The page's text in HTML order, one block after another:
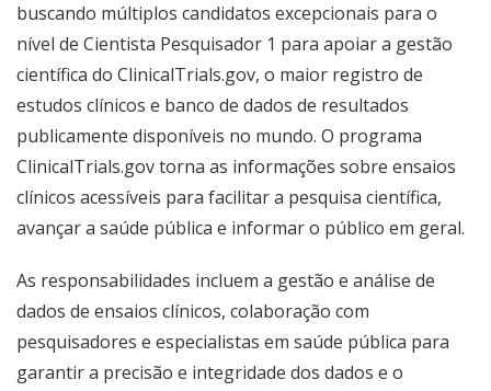
buscando múltiplos candidatos excepcionais para o
nível de Cientista Pesquisador 1 para apoiar a gestão
científica do ClinicalTrials.gov, o maior registro de
estudos clínicos e banco de dados de resultados
publicamente disponíveis no mundo. O programa
ClinicalTrials.gov torna as informações sobre ensaios
clínicos acessíveis para facilitar a pesquisa científica,
avançar a saúde pública e informar o público em geral.
As responsabilidades incluem a gestão e análise de
dados de ensaios clínicos, colaboração com
pesquisadores e especialistas em saúde pública para
garantir a precisão e integridade dos dados e o